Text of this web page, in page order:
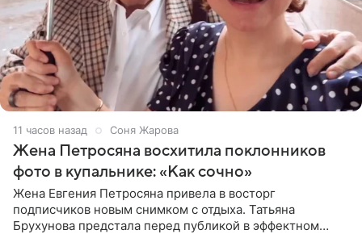
11 часов назад Соня Жарова
Жена Петросяна восхитила поклонников
фото в купальнике: «Как сочно»
Жена Евгения Петросяна привела в восторг
подписчиков новым снимком с отдыха. Татьяна
Брухунова предстала перед публикой в эффектном